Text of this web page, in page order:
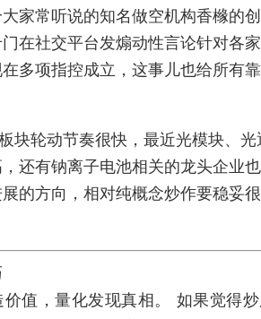
家常听说的知名做空机构香橼的
在社交平台发煽动性言论针对各
多项指控成立，这事儿也给所有
块轮动节奏很快，最近光模块、
还有钠离子电池相关的龙头企业
的方向，相对纯概念炒作要稳妥
，量化发现真相。 如果觉得炒